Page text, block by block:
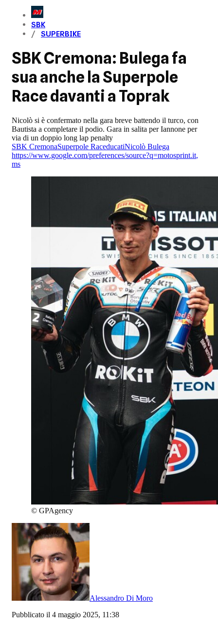
SBK
SUPERBIKE
SBK Cremona: Bulega fa
sua anche la Superpole
Race davanti a Toprak
Nicolò si è confermato nella gara breve battendo il turco, con
Bautista a completare il podio. Gara in salita per Iannone per
via di un doppio long lap penalty
SBK CremonaSuperpole RaceducatiNicolò Bulega
https://www.google.com/preferences/source?q=motosprint.it,
ms
© GPAgency
Alessandro Di Moro
Pubblicato il 4 maggio 2025, 11:38